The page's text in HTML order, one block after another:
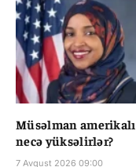
Müsəlman
necə yüksəlirlər?
7 Avqust 2026 09:00